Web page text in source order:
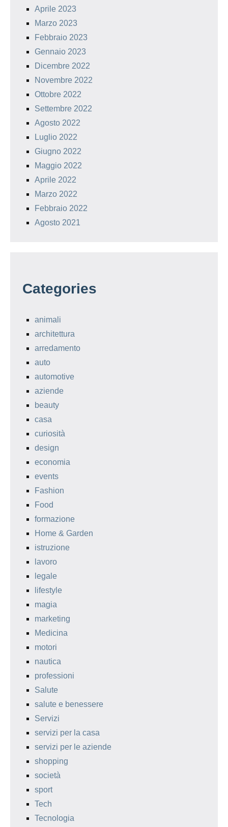
Aprile 2023
Marzo 2023
Febbraio 2023
Gennaio 2023
Dicembre 2022
Novembre 2022
Ottobre 2022
Settembre 2022
Agosto 2022
Luglio 2022
Giugno 2022
Maggio 2022
Aprile 2022
Marzo 2022
Febbraio 2022
Agosto 2021
Categories
animali
architettura
arredamento
auto
automotive
aziende
beauty
casa
curiosità
design
economia
events
Fashion
Food
formazione
Home & Garden
istruzione
lavoro
legale
lifestyle
magia
marketing
Medicina
motori
nautica
professioni
Salute
salute e benessere
Servizi
servizi per la casa
servizi per le aziende
shopping
società
sport
Tech
Tecnologia